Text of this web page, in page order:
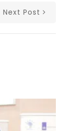
Next Post